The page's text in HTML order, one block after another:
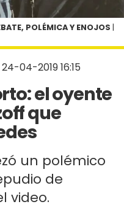
24-04-2019 16:15
el oyente
que
un polémico
de
video.
POLÉMICA Y ENOJOS |